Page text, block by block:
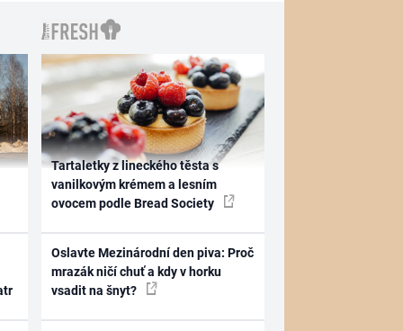
Tartaletky z lineckého těsta s
vanilkovým krémem a lesním
ovocem podle Bread Society
Oslavte Mezinárodní den piva: Proč
mrazák ničí chuť a kdy v horku
vsadit na šnyt?